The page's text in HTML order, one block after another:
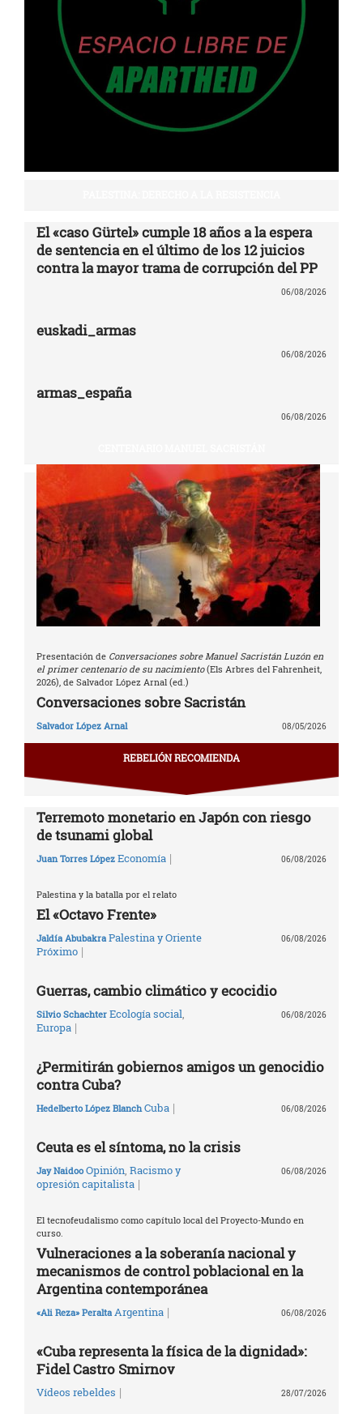
El «caso Gürtel» cumple 18 años a la espera
de sentencia en el último de los 12 juicios
contra la mayor trama de corrupción del PP
06/08/2026
euskadi_armas
06/08/2026
armas_españa
06/08/2026
Presentación de Conversaciones sobre Manuel Sacristán Luzón en
el primer centenario de su nacimiento(Els Arbres del Fahrenheit,
2026), de Salvador López Arnal (ed.)
Conversaciones sobre Sacristán
Salvador López Arnal 08/05/2026
REBELIÓN RECOMIENDA
Terremoto monetario en Japón con riesgo
de tsunami global
Juan Torres López Economía | 06/08/2026
Palestina y la batalla por el relato
El «Octavo Frente»
Jaldía Abubakra Palestina y Oriente
Próximo |
06/08/2026
Guerras, cambio climático y ecocidio
Silvio Schachter Ecología social,
Europa |
06/08/2026
¿Permitirán gobiernos amigos un genocidio
contra Cuba?
Hedelberto López Blanch Cuba | 06/08/2026
Ceuta es el síntoma, no la crisis
Jay Naidoo Opinión, Racismo y
opresión capitalista |
06/08/2026
El tecnofeudalismo como capítulo local del Proyecto-Mundo en
curso.
Vulneraciones a la soberanía nacional y
mecanismos de control poblacional en la
Argentina contemporánea
«Ali Reza» Peralta Argentina | 06/08/2026
«Cuba representa la física de la dignidad»:
Fidel Castro Smirnov
Vídeos rebeldes | 28/07/2026